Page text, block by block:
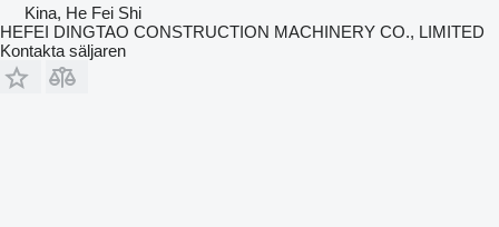
Kina, He Fei Shi
HEFEI DINGTAO CONSTRUCTION MACHINERY CO., LIMITED
Kontakta säljaren